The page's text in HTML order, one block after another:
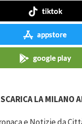
tiktok
appstore
google play
SCARICA LA MILANO